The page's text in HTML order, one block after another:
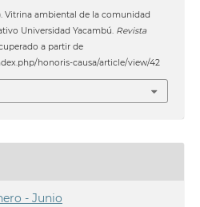
Vitrina ambiental de la comunidad
Universidad Yacambú. Revista
a partir de
honoris-causa/article/view/42
- Junio